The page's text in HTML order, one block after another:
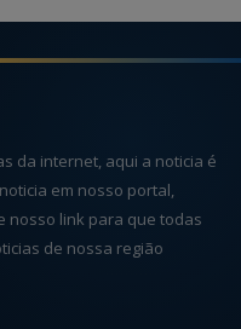
da internet, aqui a noticia é
em nosso portal,
nosso link para que todas
de nossa região